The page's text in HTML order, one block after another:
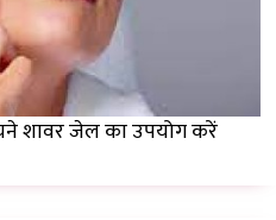
शावर जेल का उपयोग करें